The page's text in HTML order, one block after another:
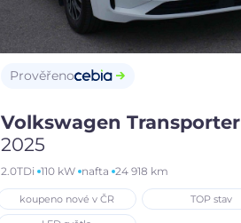
Prověřeno
Volkswagen Transporter
2025
2.0TDi 110 kW nafta 24 918 km
koupeno nové v ČR TOP stav